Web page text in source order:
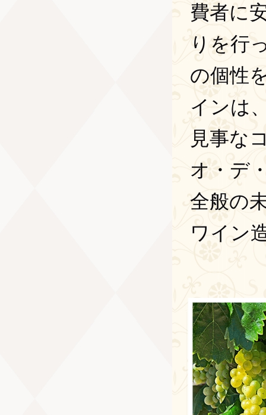
費者に
りを行
の個性
インは
見事な
オ・デ
全般の
ワイン